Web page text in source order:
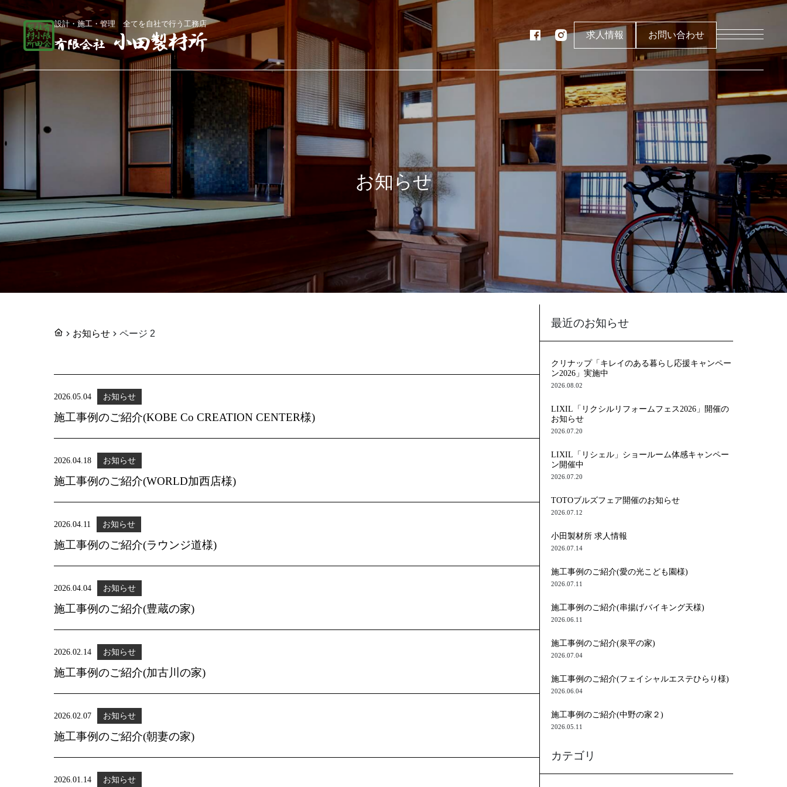
設計・施工・管理 全てを自社で行う工務店
総合建設業 有限会社 小田製作所 求人情報 お問い合わせ
お知らせ
お知らせ ページ 2
2026.05.04 お知らせ
施工事例のご紹介(KOBE Co CREATION CENTER様)
2026.04.18 お知らせ
施工事例のご紹介(WORLD加西店様)
2026.04.11 お知らせ
施工事例のご紹介(ラウンジ道様)
2026.04.04 お知らせ
施工事例のご紹介(豊蔵の家)
2026.02.14 お知らせ
施工事例のご紹介(加古川の家)
2026.02.07 お知らせ
施工事例のご紹介(朝妻の家)
2026.01.14 お知らせ
最近のお知らせ
クリナップ「キレイのある暮らし応援キャンペー
ン2026」実施中
2026.08.02
LIXIL「リクシルリフォームフェス2026」開催の
お知らせ
2026.07.20
LIXIL「リシェル」ショールーム体感キャンペー
ン開催中
2026.07.20
TOTOブルズフェア開催のお知らせ
2026.07.12
小田製材所 求人情報
2026.07.14
施工事例のご紹介(愛の光こども園様)
2026.07.11
施工事例のご紹介(串揚げバイキング天様)
2026.06.11
施工事例のご紹介(泉平の家)
2026.07.04
施工事例のご紹介(フェイシャルエステひらり様)
2026.06.04
施工事例のご紹介(中野の家２)
2026.05.11
カテゴリ